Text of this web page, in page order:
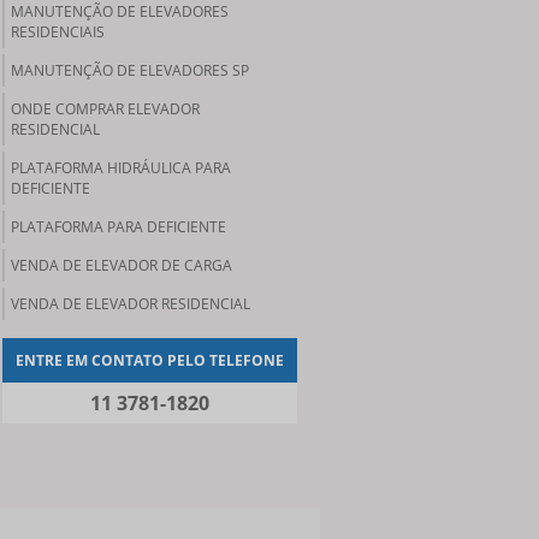
MANUTENÇÃO DE ELEVADORES
RESIDENCIAIS
MANUTENÇÃO DE ELEVADORES SP
ONDE COMPRAR ELEVADOR
RESIDENCIAL
PLATAFORMA HIDRÁULICA PARA
DEFICIENTE
PLATAFORMA PARA DEFICIENTE
VENDA DE ELEVADOR DE CARGA
VENDA DE ELEVADOR RESIDENCIAL
ENTRE EM CONTATO PELO TELEFONE
11 3781-1820